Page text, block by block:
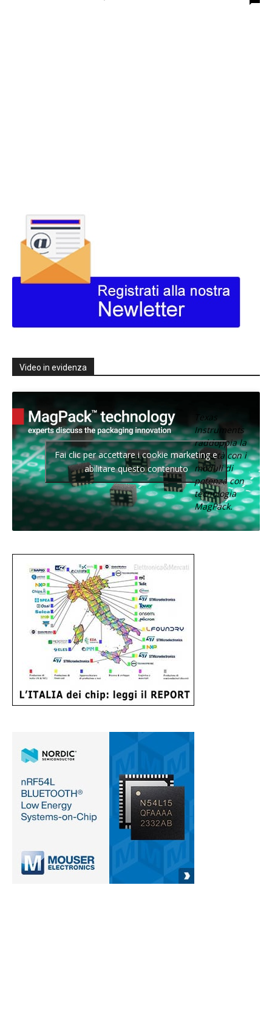
Video in evidenza
Texas
Instruments
raddoppia la
densità con i
moduli di
potenza con
tecnologia
MagPack.
Fai clic per accettare i cookie marketing e
abilitare questo contenuto